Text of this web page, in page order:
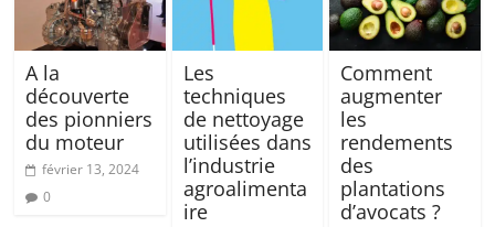
A la
découverte
des pionniers
du moteur
février 13, 2024
0
Les
techniques
de nettoyage
utilisées dans
l’industrie
agroalimenta
ire
Comment
augmenter
les
rendements
des
plantations
d’avocats ?